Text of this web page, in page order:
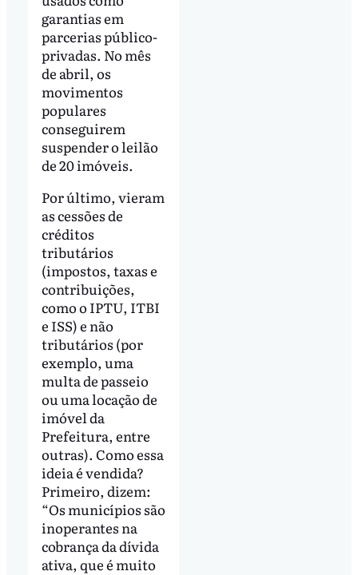
garantias em
parcerias público-
privadas. No mês
de abril, os
movimentos
populares
conseguirem
suspender o leilão
de 20 imóveis.
Por último, vieram
as cessões de
créditos
tributários
(impostos, taxas e
contribuições,
como o IPTU, ITBI
e ISS) e não
tributários (por
exemplo, uma
multa de passeio
ou uma locação de
imóvel da
Prefeitura, entre
outras). Como essa
ideia é vendida?
Primeiro, dizem:
“Os municípios são
inoperantes na
cobrança da dívida
ativa, que é muito